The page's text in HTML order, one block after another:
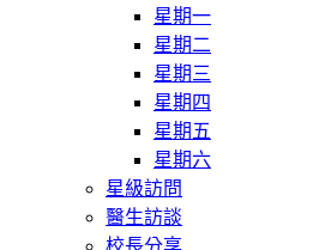
星期一
星期二
星期三
星期四
星期五
星期六
星級訪問
醫生訪談